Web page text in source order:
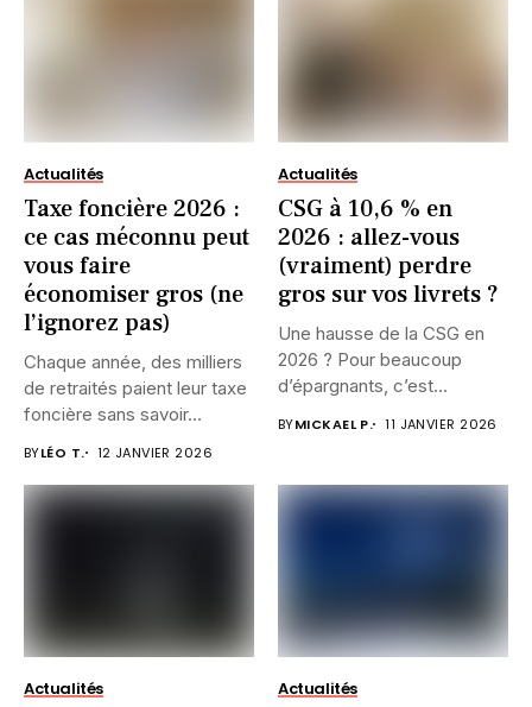
Actualités
Taxe foncière 2026 :
ce cas méconnu peut
vous faire
économiser gros (ne
l’ignorez pas)
Chaque année, des milliers
de retraités paient leur taxe
foncière sans savoir...
BYLÉO T. 12 JANVIER 2026
Actualités
CSG à 10,6 % en
2026 : allez-vous
(vraiment) perdre
gros sur vos livrets ?
Une hausse de la CSG en
2026 ? Pour beaucoup
d’épargnants, c’est...
BYMICKAEL P. 11 JANVIER 2026
Actualités Actualités